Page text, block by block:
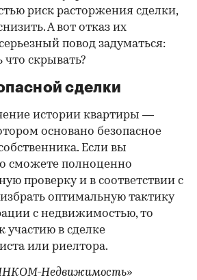
риск расторжения сделки,
А вот отказ их
повод задуматься:
скрывать?
сделки
истории квартиры —
основано безопасное
Если вы
сможете полноценно
проверку и в соответствии с
оптимальную тактику
с недвижимостью, то
участию в сделке
или риелтора.
Недвижимость»